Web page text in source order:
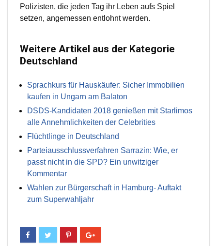
Polizisten, die jeden Tag ihr Leben aufs Spiel
setzen, angemessen entlohnt werden.
Weitere Artikel aus der Kategorie
Deutschland
Sprachkurs für Hauskäufer: Sicher Immobilien
kaufen in Ungarn am Balaton
DSDS-Kandidaten 2018 genießen mit Starlimos
alle Annehmlichkeiten der Celebrities
Flüchtlinge in Deutschland
Parteiausschlussverfahren Sarrazin: Wie, er
passt nicht in die SPD? Ein unwitziger
Kommentar
Wahlen zur Bürgerschaft in Hamburg- Auftakt
zum Superwahljahr